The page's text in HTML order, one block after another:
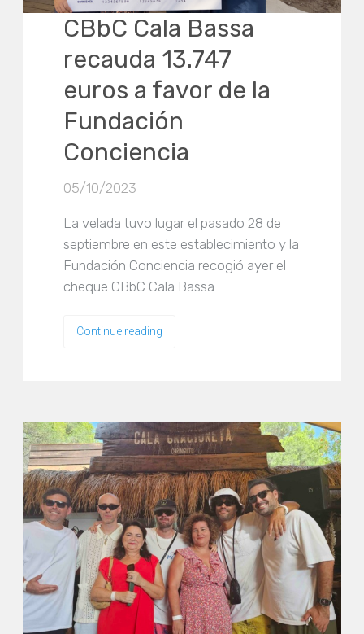
CBbC Cala Bassa
recauda 13.747
euros a favor de la
Fundación
Conciencia
05/10/2023
La velada tuvo lugar el pasado 28 de
septiembre en este establecimiento y la
Fundación Conciencia recogió ayer el
cheque CBbC Cala Bassa…
Continue reading